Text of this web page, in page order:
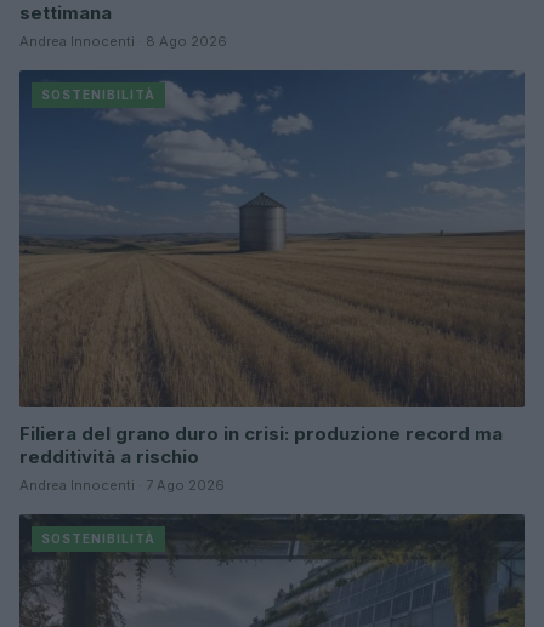
settimana
Andrea Innocenti · 8 Ago 2026
SOSTENIBILITÀ
Filiera del grano duro in crisi: produzione record ma
redditività a rischio
Andrea Innocenti · 7 Ago 2026
SOSTENIBILITÀ